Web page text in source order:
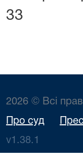
33
2026 © Всі
Про суд
v1.38.1